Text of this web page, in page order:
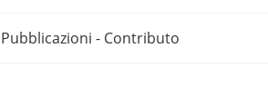
Pubblicazioni - Contributo